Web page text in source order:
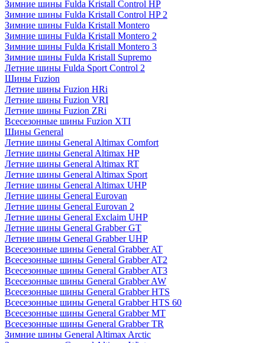
Зимние шины Fulda Kristall Control HP
Зимние шины Fulda Kristall Control HP 2
Зимние шины Fulda Kristall Montero
Зимние шины Fulda Kristall Montero 2
Зимние шины Fulda Kristall Montero 3
Зимние шины Fulda Kristall Supremo
Летние шины Fulda Sport Control 2
Шины Fuzion
Летние шины Fuzion HRi
Летние шины Fuzion VRI
Летние шины Fuzion ZRi
Всесезонные шины Fuzion XTI
Шины General
Летние шины General Altimax Comfort
Летние шины General Altimax HP
Летние шины General Altimax RT
Летние шины General Altimax Sport
Летние шины General Altimax UHP
Летние шины General Eurovan
Летние шины General Eurovan 2
Летние шины General Exclaim UHP
Летние шины General Grabber GT
Летние шины General Grabber UHP
Всесезонные шины General Grabber AT
Всесезонные шины General Grabber AT2
Всесезонные шины General Grabber AT3
Всесезонные шины General Grabber AW
Всесезонные шины General Grabber HTS
Всесезонные шины General Grabber HTS 60
Всесезонные шины General Grabber MT
Всесезонные шины General Grabber TR
Зимние шины General Altimax Arctic